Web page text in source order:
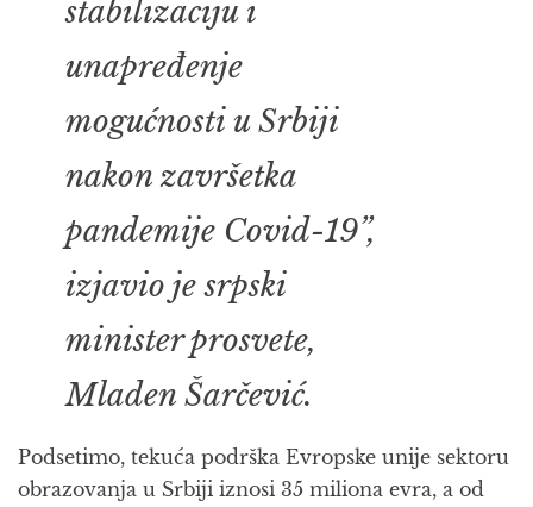
stabilizaciju i
unapređenje
mogućnosti u Srbiji
nakon završetka
pandemije Covid-19”,
izjavio je srpski
minister prosvete,
Mladen Šarčević.
Podsetimo, tekuća podrška Evropske unije sektoru
obrazovanja u Srbiji iznosi 35 miliona evra, a od